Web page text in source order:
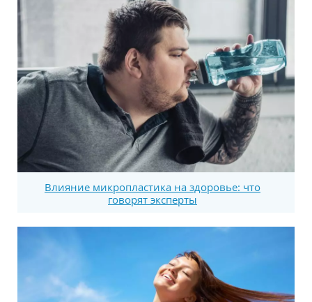
Влияние микропластика на здоровье: что
говорят эксперты